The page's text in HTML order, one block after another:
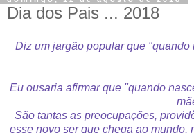
Dia dos Pais ... 2018
Diz um jargão popular que "quando
Eu ousaria afirmar que "quando
São tantas as preocupações,
esse novo ser que chega ao mundo,